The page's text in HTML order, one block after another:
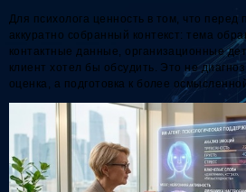
Для психолога ценность в том, что перед
аккуратно собранный контекст: тема
контактные данные, организационные
клиент хотел бы обсудить. Это не
оценка, а подготовка к более